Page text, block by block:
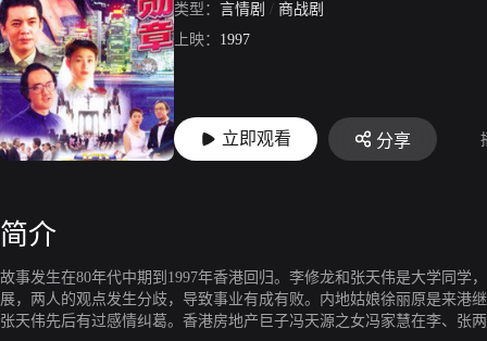
类型： 言情剧 / 商战剧
上映： 1997
立即观看 分享
简介
故事发生在80年代中期到1997年香港回归。李修龙和张天伟是大学同
展，两人的观点发生分歧，导致事业有成有败。内地姑娘徐丽原是来港
张天伟先后有过感情纠葛。香港房地产巨子冯天源之女冯家慧在李、张